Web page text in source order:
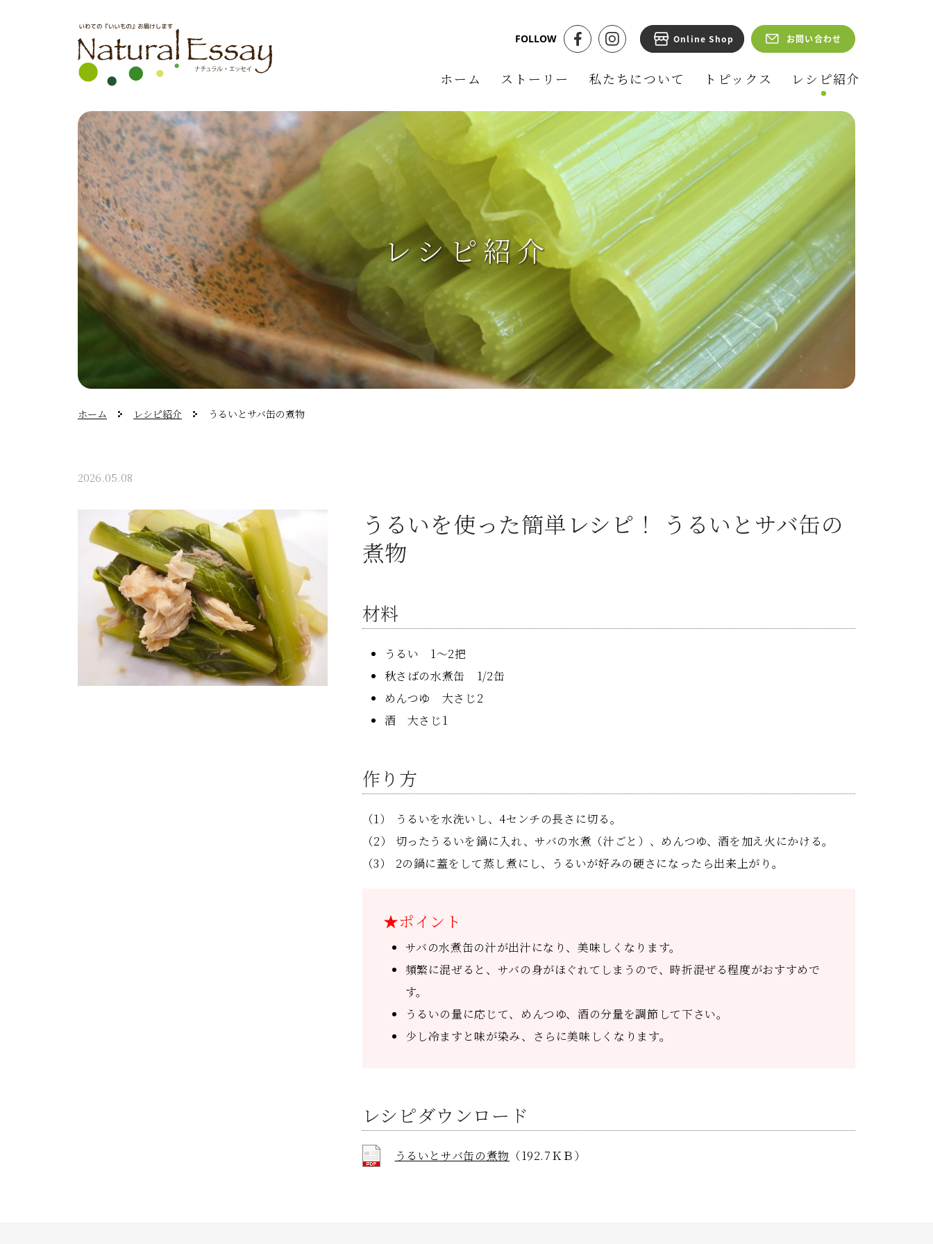
FOLLOW
ホーム ストーリー 私たちについて トピックス レシピ紹介
レシピ紹介
ホーム レシピ紹介 うるいとサバ缶の煮物
2026.05.08
うるいを使った簡単レシピ！ うるいとサバ缶の
煮物
材料
うるい 1～2把
秋さばの水煮缶 1/2缶
めんつゆ 大さじ2
酒 大さじ1
作り方
うるいを水洗いし、4センチの長さに切る。
切ったうるいを鍋に入れ、サバの水煮（汁ごと）、めんつゆ、酒を加え火にかける。
2の鍋に蓋をして蒸し煮にし、うるいが好みの硬さになったら出来上がり。
★ポイント
サバの水煮缶の汁が出汁になり、美味しくなります。
頻繁に混ぜると、サバの身がほぐれてしまうので、時折混ぜる程度がおすすめで
す。
うるいの量に応じて、めんつゆ、酒の分量を調節して下さい。
少し冷ますと味が染み、さらに美味しくなります。
レシピダウンロード
うるいとサバ缶の煮物 （192.7ＫＢ）